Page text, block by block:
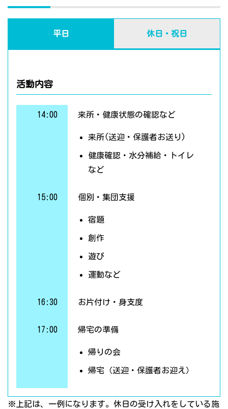
平日 休日・祝日
活動内容
14:00 来所・健康状態の確認など
来所(送迎・保護者お送り)
健康確認・水分補給・トイレ
など
15:00 個別・集団支援
宿題
創作
遊び
運動など
16:30 お片付け・身支度
17:00 帰宅の準備
帰りの会
帰宅（送迎・保護者お迎え）
※上記は、一例になります。休日の受け入れをしている施